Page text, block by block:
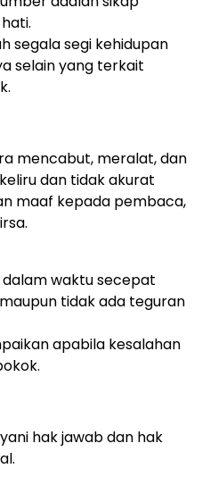
segala segi kehidupan
selain yang terkait
mencabut, meralat, dan
dan tidak akurat
maaf kepada pembaca,
waktu secepat
tidak ada teguran
apabila kesalahan
hak jawab dan hak